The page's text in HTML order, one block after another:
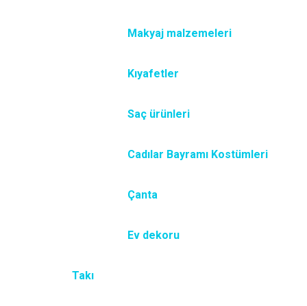
Makyaj malzemeleri
Kıyafetler
Saç ürünleri
Cadılar Bayramı Kostümleri
Çanta
Ev dekoru
Takı